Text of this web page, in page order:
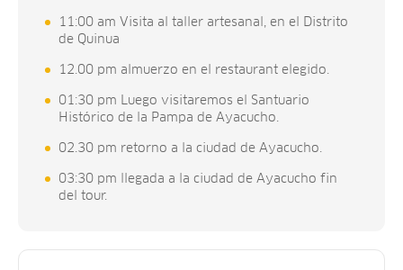
11:00 am Visita al taller artesanal, en el Distrito
de Quinua
12.00 pm almuerzo en el restaurant elegido.
01:30 pm Luego visitaremos el Santuario
Histórico de la Pampa de Ayacucho.
02.30 pm retorno a la ciudad de Ayacucho.
03:30 pm llegada a la ciudad de Ayacucho fin
del tour.